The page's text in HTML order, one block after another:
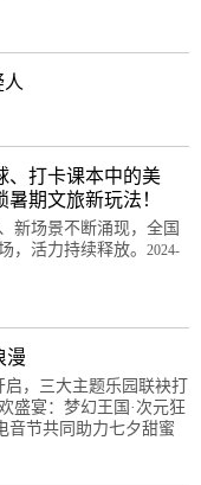
、打卡课本中的美
期文旅新玩法！
新场景不断涌现，全国
，活力持续释放。 2024-
漫
，三大主题乐园联袂打
盛宴：梦幻王国·次元狂
音节共同助力七夕甜蜜